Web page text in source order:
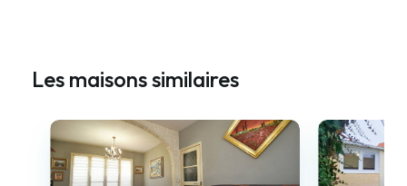
Les maisons similaires